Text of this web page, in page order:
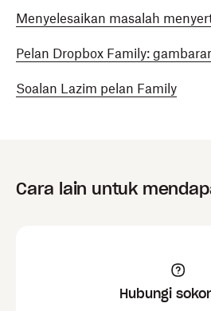
Menyelesaikan masalah
Pelan Dropbox Family:
Soalan Lazim pelan Family
Cara lain untuk
Hubungi